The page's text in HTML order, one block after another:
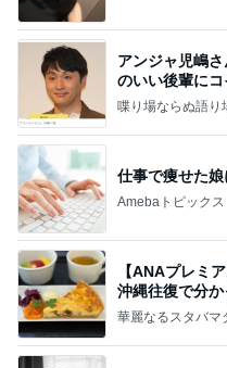
アンジャ児嶋
のいい後輩に
喋り場ならぬ語り
仕事で痩せた
Amebaトピックス
【ANAプレミ
沖縄往復で分
華麗なるスタバマ